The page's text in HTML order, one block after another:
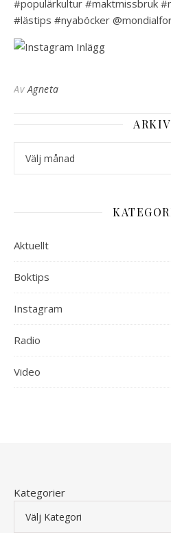
#populärkultur #maktmissbruk
#lästips #nyaböcker
AvAgneta
Aktuellt
Boktips
Instagram
Radio
Video
Kategorier